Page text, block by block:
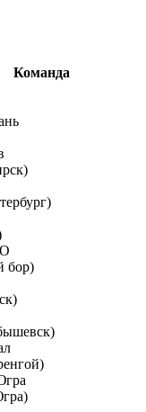
Команда
бор)